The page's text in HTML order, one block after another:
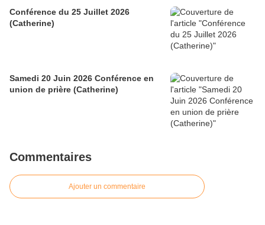
Conférence du 25 Juillet 2026
(Catherine)
Samedi 20 Juin 2026 Conférence en
union de prière (Catherine)
Commentaires
Ajouter un commentaire